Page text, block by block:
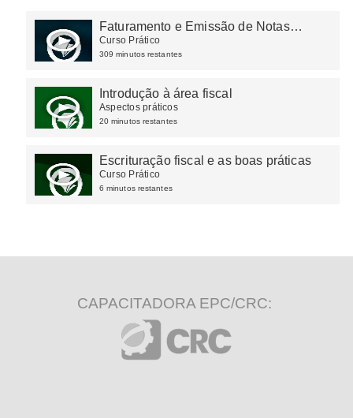
Faturamento e Emissão de Notas
Fiscais
Curso Prático
309 minutos restantes
Introdução à área fiscal
Aspectos práticos
20 minutos restantes
Escrituração fiscal e as boas práticas
Curso Prático
6 minutos restantes
CAPACITADORA EPC/CRC: